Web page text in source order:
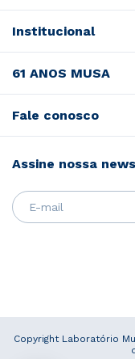
Institucional
61 ANOS MUSA
Fale conosco
Assine nossa
Copyright Laboratório